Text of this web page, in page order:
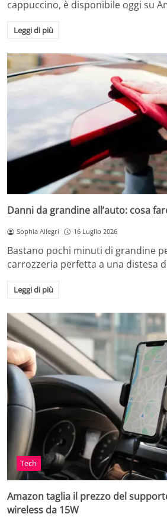
cappuccino, è disponibile oggi su
Leggi di più
Danni da grandine all’auto: cosa
Sophia Allegri 16 Luglio 2026
Bastano pochi minuti di grandine
carrozzeria perfetta a una distesa
Leggi di più
Tech
Amazon taglia il prezzo del
wireless da 15W